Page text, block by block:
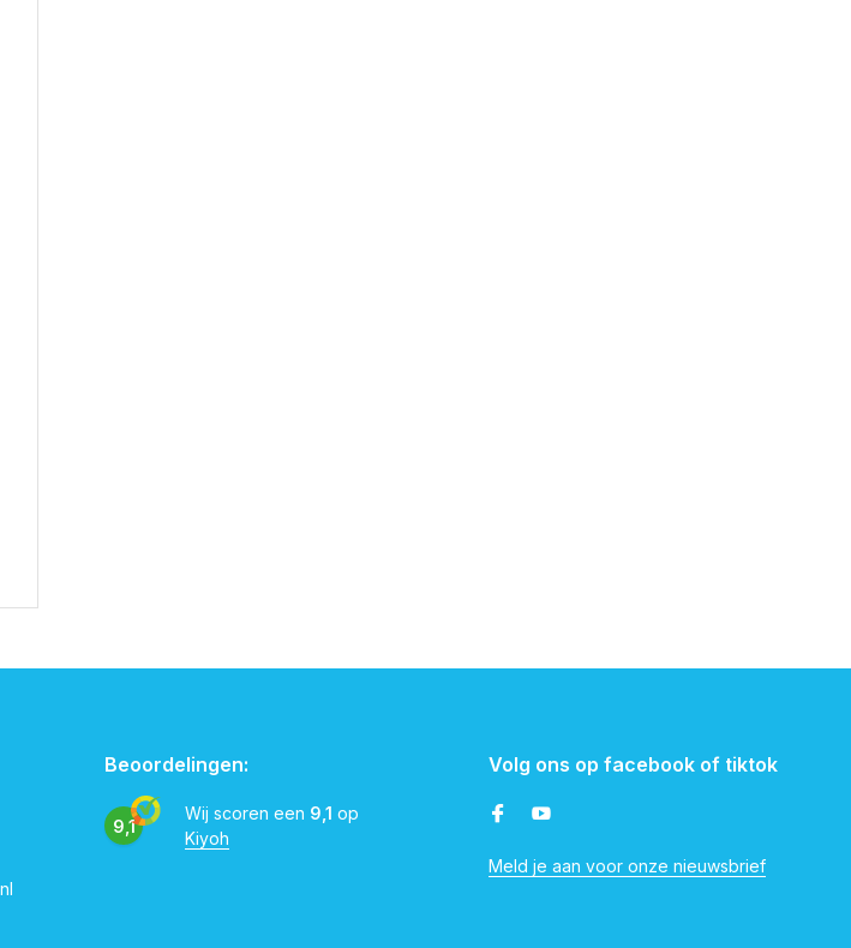
Beoordelingen:
9,1
Wij scoren een 9,1 op
Kiyoh
Volg ons op facebook of tiktok
Meld je aan voor onze nieuwsbrief